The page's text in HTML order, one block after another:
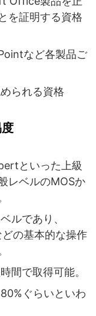
を証明する資格
など各製品ご
られる資格
といった上級
レベルのMOSか
ルであり、
の基本的な操作
間で取得可能。
ぐらいといわ